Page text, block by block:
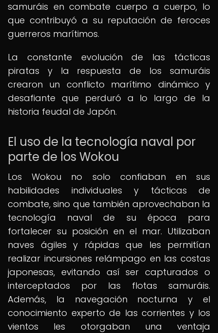
samuráis en combate cuerpo a cuerpo, lo
que contribuyó a su reputación de feroces
guerreros marítimos.
La constante evolución de las tácticas
piratas y la respuesta de los samuráis
crearon un conflicto marítimo dinámico y
desafiante que perduró a lo largo de la
historia feudal de Japón.
El uso de la tecnología naval por
parte de los Wokou
Los Wokou no solo confiaban en sus
habilidades individuales y tácticas de
combate, sino que también aprovechaban la
tecnología naval de su época para
fortalecer su posición en el mar. Utilizaban
naves ágiles y rápidas que les permitían
realizar incursiones relámpago en las costas
japonesas, evitando así ser capturados o
interceptados por las flotas samuráis.
Además, la navegación nocturna y el
conocimiento experto de las corrientes y los
vientos les otorgaban una ventaja